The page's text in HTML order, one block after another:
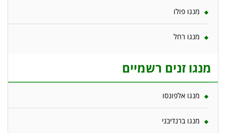
מנגו פולו
מנגו רחל
מנגו זנים רשמיים
מנגו אלפונסו
מנגו ברנדיבני